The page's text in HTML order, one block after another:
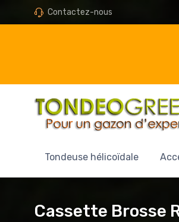
Contactez-nous
Tondeuse hélicoïdale
Cassette Brosse